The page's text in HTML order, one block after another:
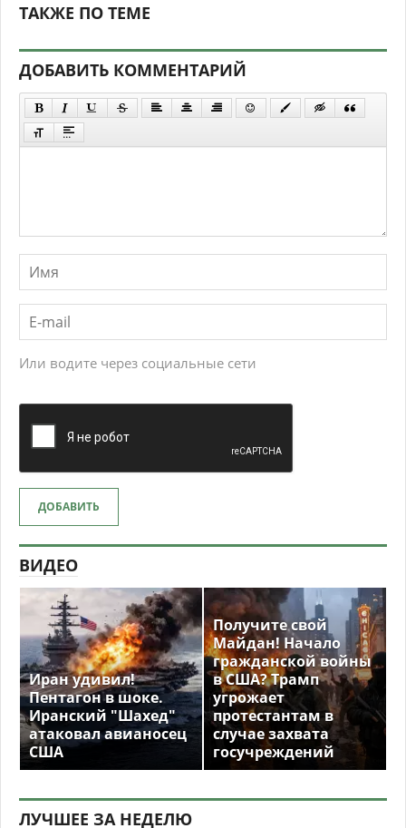
ТАКЖЕ ПО ТЕМЕ
ДОБАВИТЬ КОММЕНТАРИЙ
Или водите через социальные сети
ДОБАВИТЬ
ВИДЕО
Иран удивил!
Пентагон в шоке.
Иранский "Шахед"
атаковал авианосец
США
Получите свой
Майдан! Начало
гражданской войны
в США? Трамп
угрожает
протестантам в
случае захвата
госучреждений
ЛУЧШЕЕ ЗА НЕДЕЛЮ